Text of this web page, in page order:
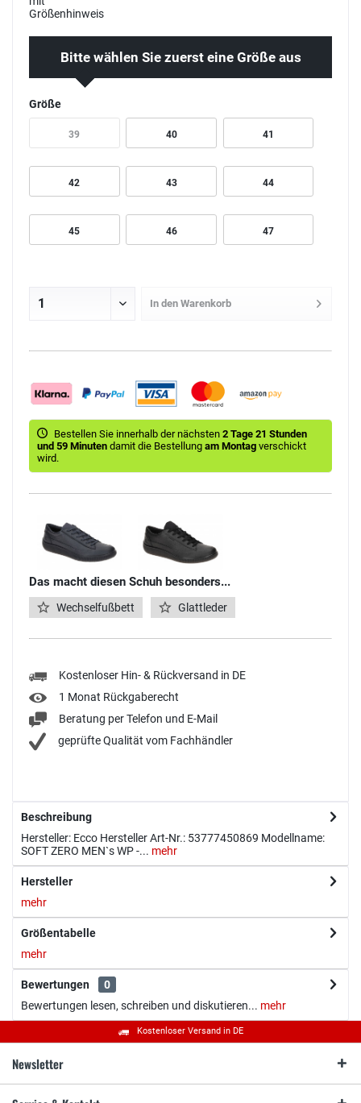
Bitte wählen Sie zuerst eine Größe aus
Größe
39 40 41
42 43 44
45 46 47
In den Warenkorb
Bestellen Sie innerhalb der nächsten 2 Tage 21 Stunden
und 59 Minuten damit die Bestellung am Montag verschickt
wird.
Das macht diesen Schuh besonders...
Wechselfußbett Glattleder
Kostenloser Hin- & Rückversand in DE
1 Monat Rückgaberecht
Beratung per Telefon und E-Mail
geprüfte Qualität vom Fachhändler
Beschreibung
Hersteller: Ecco Hersteller Art-Nr.: 53777450869 Modellname:
SOFT ZERO MEN`s WP -... mehr
Hersteller
mehr
Größentabelle
mehr
Bewertungen
0
Bewertungen lesen, schreiben und diskutieren... mehr
Kostenloser Versand in DE
Newsletter